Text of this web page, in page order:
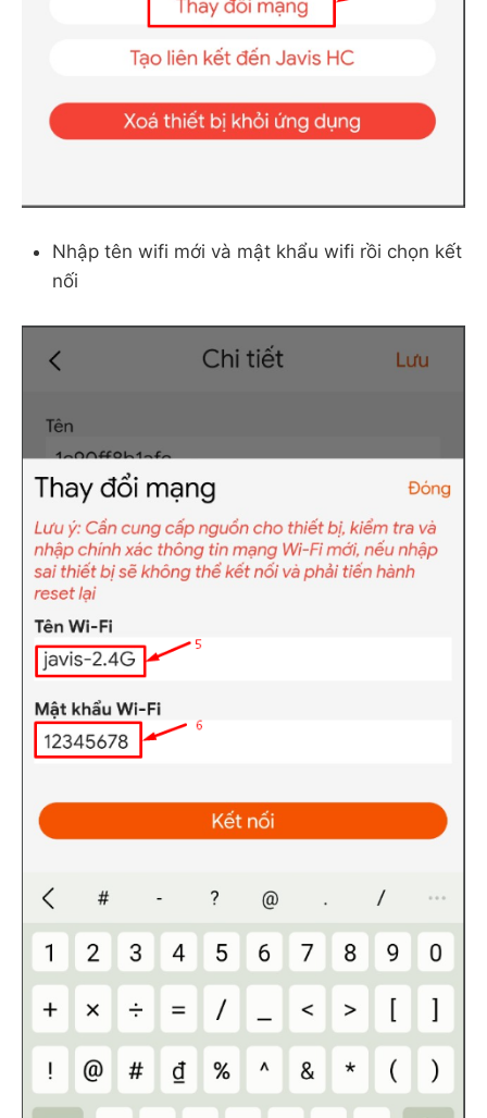
Nhập tên wifi mới và mật khẩu wifi rồi chọn kết
nối